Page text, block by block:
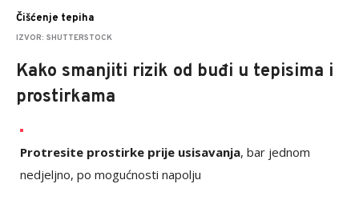
Čišćenje tepiha
IZVOR: SHUTTERSTOCK
Kako smanjiti rizik od buđi u tepisima i
prostirkama
Protresite prostirke prije usisavanja, bar jednom
nedjeljno, po mogućnosti napolju